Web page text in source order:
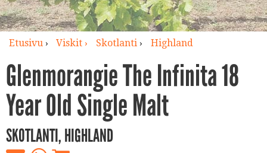
Etusivu› Viskit › Skotlanti› Highland
Glenmorangie The Infinita 18
Year Old Single Malt
SKOTLANTI, HIGHLAND